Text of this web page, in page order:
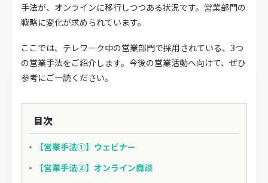
手法が、オンラインに移行しつつある状況です。営業部門の
戦略に変化が求められています。
ここでは、テレワーク中の営業部門で採用されている、3つ
の営業手法をご紹介します。今後の営業活動へ向けて、ぜひ
参考にご一読ください。
目次
【営業手法①】ウェビナー
【営業手法②】オンライン商談